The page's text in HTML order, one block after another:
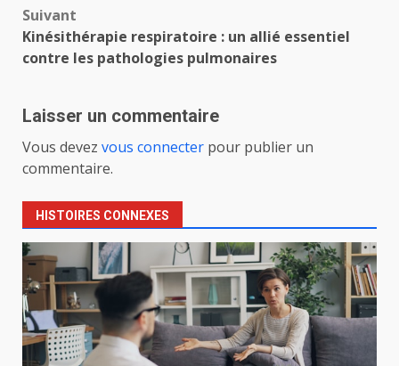
Suivant
Kinésithérapie respiratoire : un allié essentiel
contre les pathologies pulmonaires
Laisser un commentaire
Vous devez vous connecter pour publier un
commentaire.
HISTOIRES CONNEXES